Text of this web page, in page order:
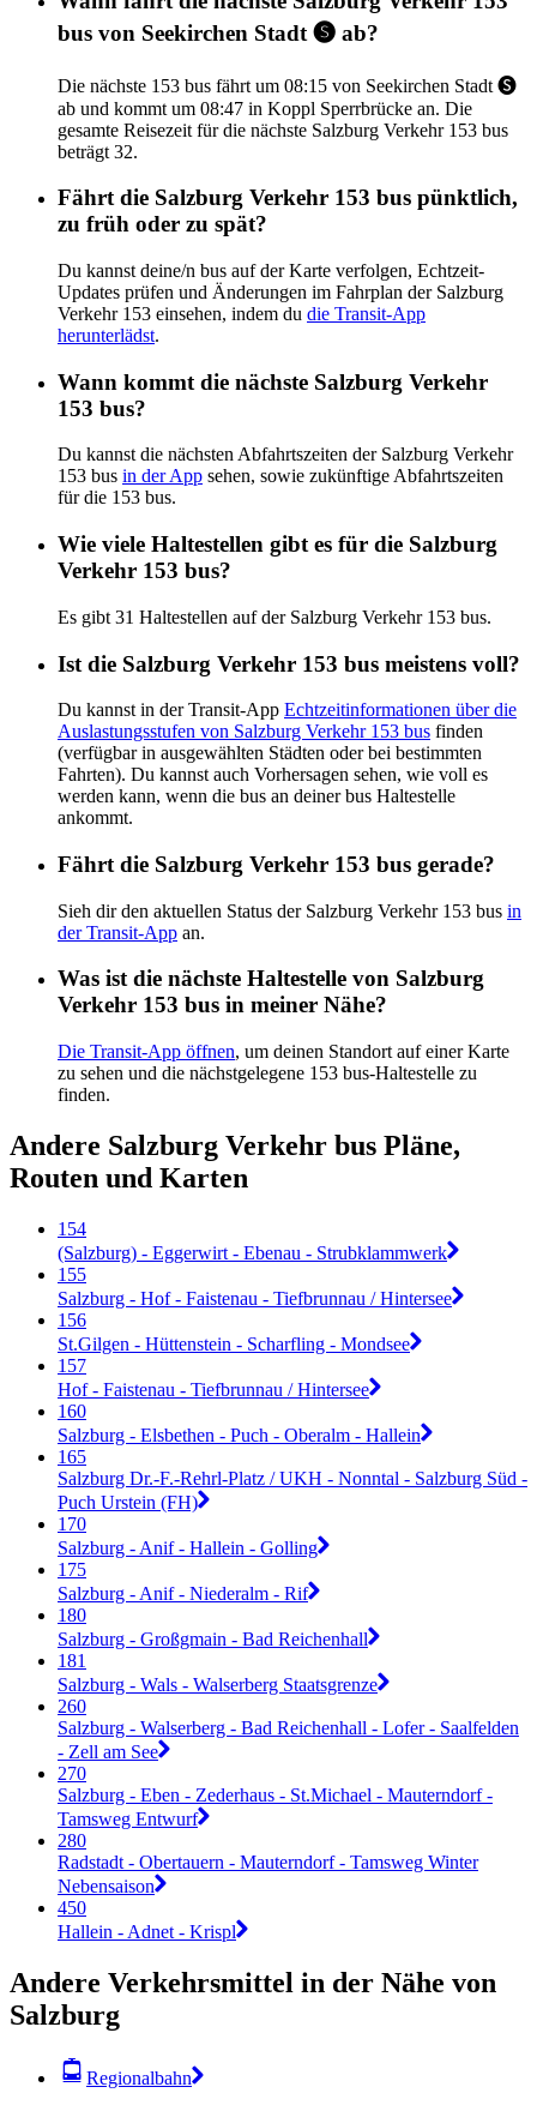
bus von Seekirchen Stadt 🅢 ab?
Die nächste 153 bus fährt um 08:15 von Seekirchen Stadt 🅢
ab und kommt um 08:47 in Koppl Sperrbrücke an. Die
gesamte Reisezeit für die nächste Salzburg Verkehr 153 bus
beträgt 32.
Fährt die Salzburg Verkehr 153 bus pünktlich,
zu früh oder zu spät?
Du kannst deine/n bus auf der Karte verfolgen, Echtzeit-
Updates prüfen und Änderungen im Fahrplan der Salzburg
Verkehr 153 einsehen, indem du die Transit-App
herunterlädst.
Wann kommt die nächste Salzburg Verkehr
153 bus?
Du kannst die nächsten Abfahrtszeiten der Salzburg Verkehr
153 bus in der App sehen, sowie zukünftige Abfahrtszeiten
für die 153 bus.
Wie viele Haltestellen gibt es für die Salzburg
Verkehr 153 bus?
Es gibt 31 Haltestellen auf der Salzburg Verkehr 153 bus.
Ist die Salzburg Verkehr 153 bus meistens voll?
Du kannst in der Transit-App Echtzeitinformationen über die
Auslastungsstufen von Salzburg Verkehr 153 bus finden
(verfügbar in ausgewählten Städten oder bei bestimmten
Fahrten). Du kannst auch Vorhersagen sehen, wie voll es
werden kann, wenn die bus an deiner bus Haltestelle
ankommt.
Fährt die Salzburg Verkehr 153 bus gerade?
Sieh dir den aktuellen Status der Salzburg Verkehr 153 bus in
der Transit-App an.
Was ist die nächste Haltestelle von Salzburg
Verkehr 153 bus in meiner Nähe?
Die Transit-App öffnen, um deinen Standort auf einer Karte
zu sehen und die nächstgelegene 153 bus-Haltestelle zu
finden.
Andere Salzburg Verkehr bus Pläne,
Routen und Karten
154
(Salzburg) - Eggerwirt - Ebenau - Strubklammwerk
155
Salzburg - Hof - Faistenau - Tiefbrunnau / Hintersee
156
St.Gilgen - Hüttenstein - Scharfling - Mondsee
157
Hof - Faistenau - Tiefbrunnau / Hintersee
160
Salzburg - Elsbethen - Puch - Oberalm - Hallein
165
Salzburg Dr.-F.-Rehrl-Platz / UKH - Nonntal - Salzburg Süd -
Puch Urstein (FH)
170
Salzburg - Anif - Hallein - Golling
175
Salzburg - Anif - Niederalm - Rif
180
Salzburg - Großgmain - Bad Reichenhall
181
Salzburg - Wals - Walserberg Staatsgrenze
260
Salzburg - Walserberg - Bad Reichenhall - Lofer - Saalfelden
- Zell am See
270
Salzburg - Eben - Zederhaus - St.Michael - Mauterndorf -
Tamsweg Entwurf
280
Radstadt - Obertauern - Mauterndorf - Tamsweg Winter
Nebensaison
450
Hallein - Adnet - Krispl
Andere Verkehrsmittel in der Nähe von
Salzburg
Regionalbahn